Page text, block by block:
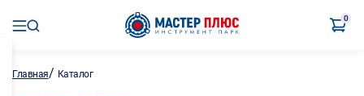
0
Главная/ Каталог